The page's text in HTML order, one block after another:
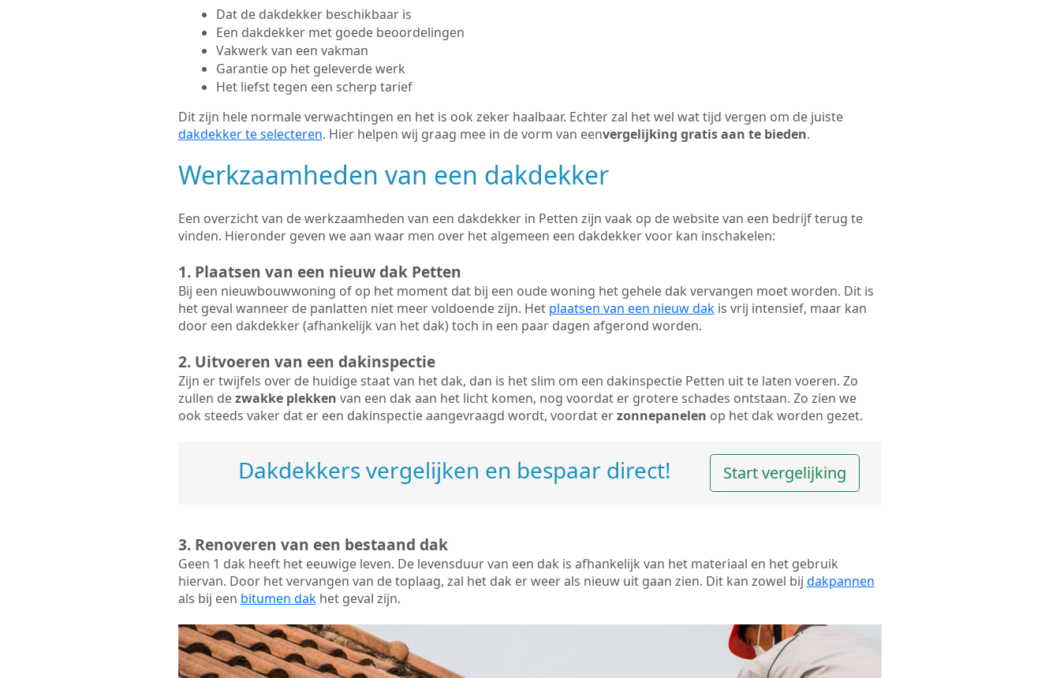
Dat de dakdekker beschikbaar is
Een dakdekker met goede beoordelingen
Vakwerk van een vakman
Garantie op het geleverde werk
Het liefst tegen een scherp tarief
Dit zijn hele normale verwachtingen en het is ook zeker haalbaar. Echter zal het wel wat tijd vergen om de juiste
dakdekker te selecteren. Hier helpen wij graag mee in de vorm van eenvergelijking gratis aan te bieden.
Werkzaamheden van een dakdekker
Een overzicht van de werkzaamheden van een dakdekker in Petten zijn vaak op de website van een bedrijf terug te
vinden. Hieronder geven we aan waar men over het algemeen een dakdekker voor kan inschakelen:
1. Plaatsen van een nieuw dak Petten
Bij een nieuwbouwwoning of op het moment dat bij een oude woning het gehele dak vervangen moet worden. Dit is
het geval wanneer de panlatten niet meer voldoende zijn. Het plaatsen van een nieuw dakis vrij intensief, maar kan
door een dakdekker (afhankelijk van het dak) toch in een paar dagen afgerond worden.
2. Uitvoeren van een dakinspectie
Zijn er twijfels over de huidige staat van het dak, dan is het slim om een dakinspectie Petten uit te laten voeren. Zo
zullen dezwakke plekken van een dak aan het licht komen, nog voordat er grotere schades ontstaan. Zo zien we
ook steeds vaker dat er een dakinspectie aangevraagd wordt, voordat erzonnepanelen op het dak worden gezet.
Dakdekkers vergelijken en bespaar direct! Start vergelijking
3. Renoveren van een bestaand dak
Geen 1 dak heeft het eeuwige leven. De levensduur van een dak is afhankelijk van het materiaal en het gebruik
hiervan. Door het vervangen van de toplaag, zal het dak er weer als nieuw uit gaan zien. Dit kan zowel bij dakpannen
als bij een bitumen dakhet geval zijn.